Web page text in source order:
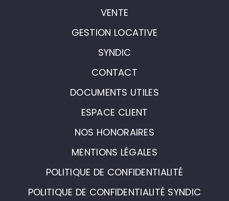
VENTE
GESTION LOCATIVE
SYNDIC
CONTACT
DOCUMENTS UTILES
ESPACE CLIENT
NOS HONORAIRES
MENTIONS LÉGALES
POLITIQUE DE CONFIDENTIALITÉ
POLITIQUE DE CONFIDENTIALITÉ SYNDIC